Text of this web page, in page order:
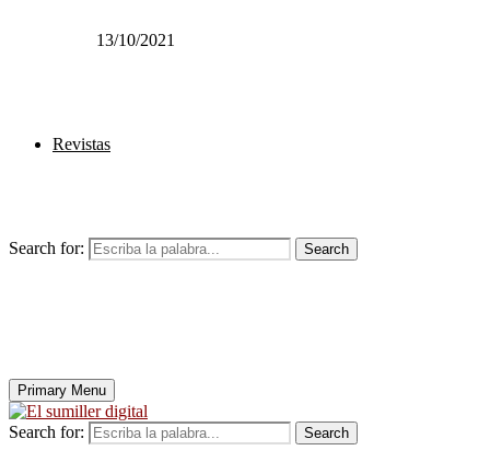
13/10/2021
Revistas
Search for: Search
Primary Menu
Search for: Search